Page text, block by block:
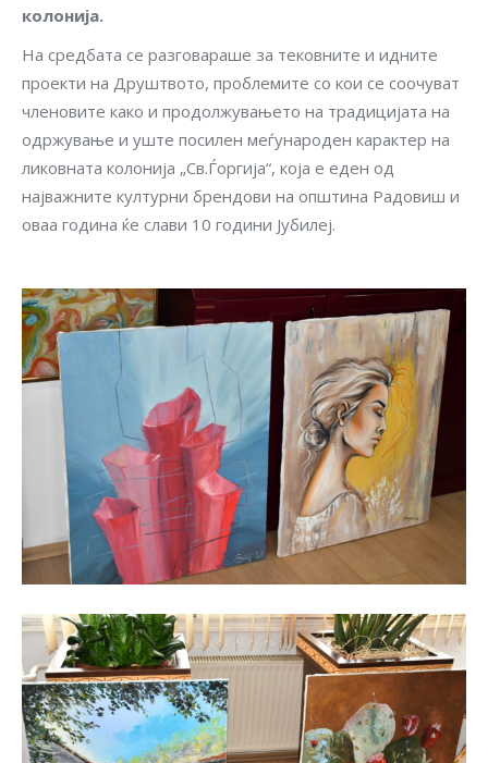
колонија.
На средбата се разговараше за тековните и идните
проекти на Друштвото, проблемите со кои се соочуват
членовите како и продолжувањето на традицијата на
одржување и уште посилен меѓународен карактер на
ликовната колонија „Св.Ѓоргија“, која е еден од
најважните културни брендови на општина Радовиш и
оваа година ќе слави 10 години Јубилеј.